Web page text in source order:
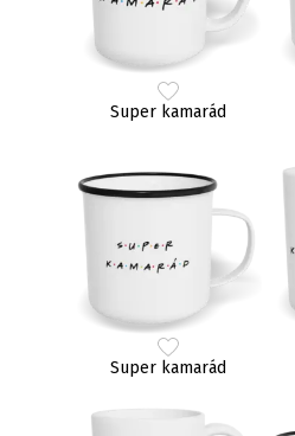
Super kamarád
Super kamarád